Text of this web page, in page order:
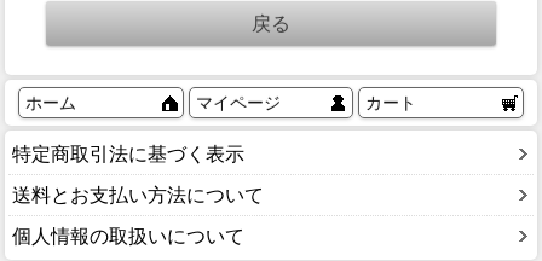
ホーム マイページ カート
特定商取引法に基づく表示
送料とお支払い方法について
個人情報の取扱いについて